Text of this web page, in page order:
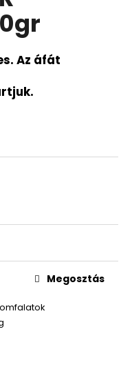
Az áfát
Megosztás